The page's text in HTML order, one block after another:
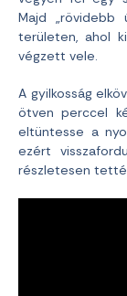
Majd
területen, ahol
végzett vele.
A gyilkosság
ötven perccel
eltüntesse a
ezért
részletesen